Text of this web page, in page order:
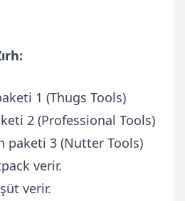
1 (Thugs Tools)
2 (Professional Tools)
paketi 3 (Nutter Tools)
verir.
verir.